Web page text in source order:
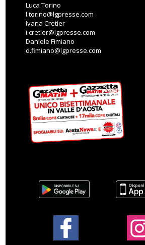
Luca Torino
l.torino@lgpresse.com
Ivana Cretier
i.cretier@lgpresse.com
Daniele Fimiano
d.fimiano@lgpresse.com